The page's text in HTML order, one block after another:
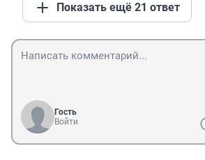
Показать ещё 21 ответ
Гость
Войти